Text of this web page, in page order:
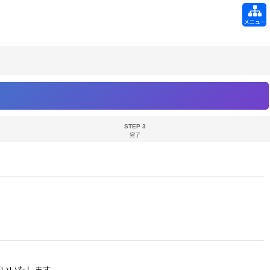
メニュー
STEP 3
完了